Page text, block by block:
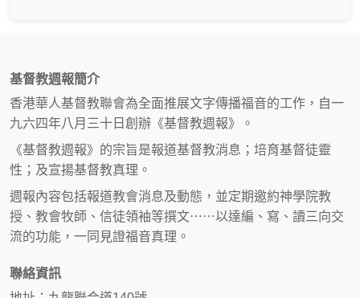
基督教週報簡介
香港華人基督教聯會為全面推展文字傳播福音的工作，自一
九六四年八月三十日創辦《基督教週報》。
《基督教週報》的宗旨是報道基督教消息；培育基督徒靈
性；及宣揚基督教真理。
週報內容包括報道教會消息及動態，並定期邀約神學院教
授、教會牧師、信徒領袖等撰文⋯⋯以達編、寫、讀三向交
流的功能，一同見證福音真理。
聯絡資訊